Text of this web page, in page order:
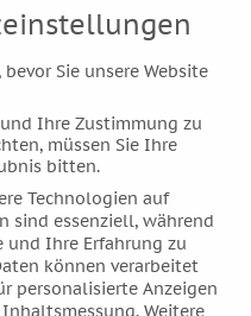
Sie unsere Website
Ihre Zustimmung zu
müssen Sie Ihre
bitten.
Technologien auf
sind essenziell, während
und Ihre Erfahrung zu
können verarbeitet
personalisierte Anzeigen
Weitere